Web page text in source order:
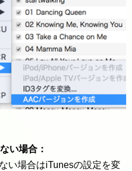
い場合：
い場合はiTunesの設定を変